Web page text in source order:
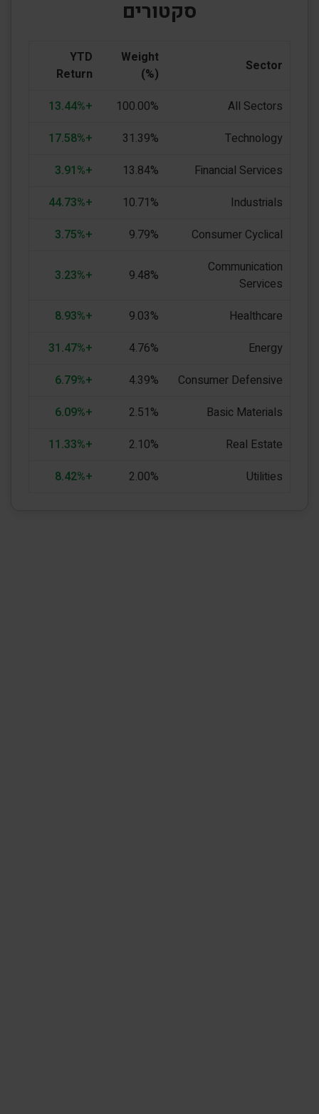
סקטורים
Sector
Weight
(%)
YTD
Return
All Sectors
100.00%
+13.44%
Technology
31.39%
+17.58%
Financial Services
13.84%
+3.91%
Industrials
10.71%
+44.73%
Consumer Cyclical
9.79%
+3.75%
Communication
Services
9.48%
+3.23%
Healthcare
9.03%
+8.93%
Energy
4.76%
+31.47%
Consumer Defensive
4.39%
+6.79%
Basic Materials
2.51%
+6.09%
Real Estate
2.10%
+11.33%
Utilities
2.00%
+8.42%